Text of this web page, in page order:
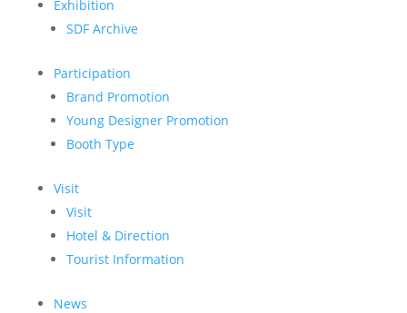
Exhibition
SDF Archive
Participation
Brand Promotion
Young Designer Promotion
Booth Type
Visit
Visit
Hotel & Direction
Tourist Information
News